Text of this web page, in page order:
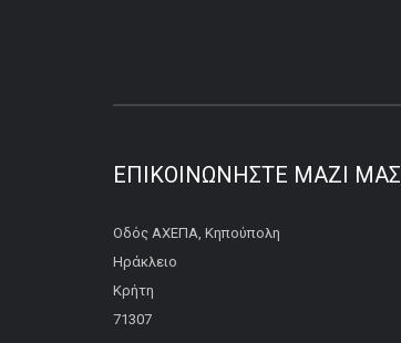
ΕΠΙΚΟΙΝΩΝΉΣΤΕ ΜΑΖΊ ΜΑΣ
Οδός ΑΧΕΠΑ, Κηπούπολη
Ηράκλειο
Κρήτη
71307